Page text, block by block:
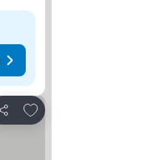
Teilen
Zu Favoriten hinzufügen